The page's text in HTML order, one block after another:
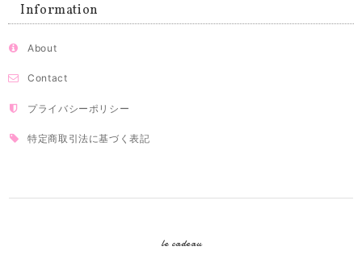
Information
About
Contact
プライバシーポリシー
特定商取引法に基づく表記
le cadeau